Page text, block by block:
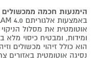
הימנעות חכמה ממכשולים
אוטומטית את מסלול
ומידות, ומבטיח כיסוי מלא
הוא כולל זיהוי מכשולים
נסיגה אוטומטית באזורים